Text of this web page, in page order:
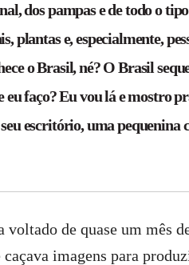
dos pampas e de todo o
plantas e, especialmente,
o Brasil, né? O Brasil
eu faço? Eu vou lá e mostro
escritório, uma pequenina
voltado de quase um mês
caçava imagens para